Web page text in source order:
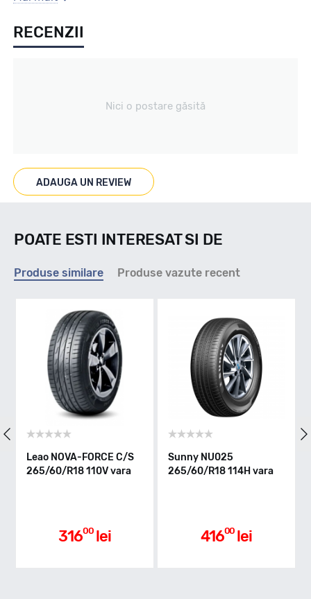
Vara
Indice viteza
Q - max 160km/h
Indice greutate
Clasa de eficienta
RECENZII
Nici o postare găsită
ADAUGA UN REVIEW
POATE ESTI INTERESAT SI DE
Produse similare Produse vazute recent
Leao NOVA-FORCE C/S
265/60/R18 110V vara
31600 lei
Sunny NU025
265/60/R18 114H vara
41600 lei